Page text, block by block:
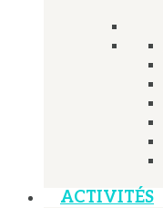
ACTIVITÉS